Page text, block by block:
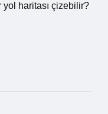
haritası çizebilir?